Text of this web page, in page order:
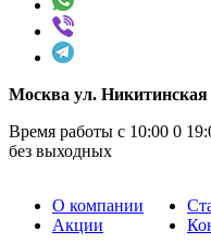
Москва ул. Никитинская
Время работы с 10:00 0
без выходных
О компании
Акции